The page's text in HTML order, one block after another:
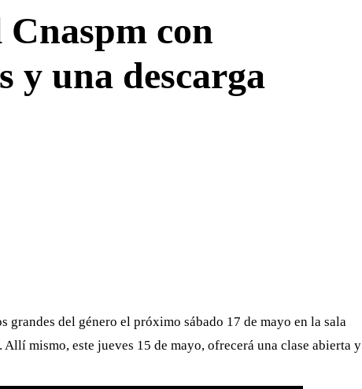
con
y una descarga
grandes del género el próximo sábado 17 de mayo en la sala
Allí mismo, este jueves 15 de mayo, ofrecerá una clase abierta y